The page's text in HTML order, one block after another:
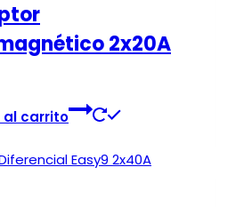
2x20A
al carrito